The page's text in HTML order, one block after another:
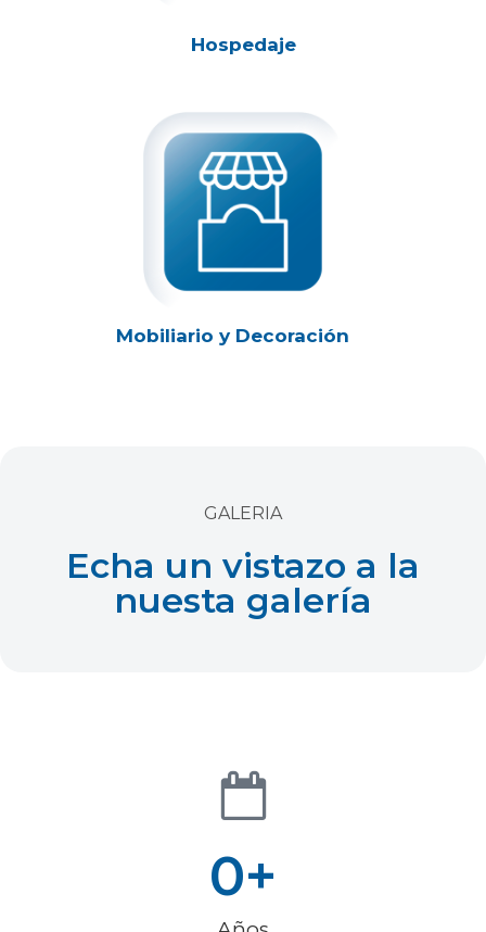
Hospedaje
Mobiliario y Decoración
GALERIA
Echa un vistazo a la
nuesta galería
0+